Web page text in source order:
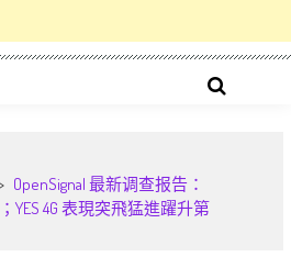
OpenSignal 最新调查报告：
YES 4G 表現突飛猛進躍升第